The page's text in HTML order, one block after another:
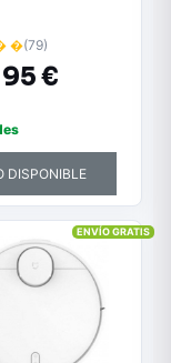
WiFi/ Blanco
�(79)
95 €
DISPONIBLE
ENVÍO GRATIS